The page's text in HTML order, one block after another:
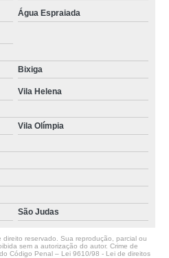
Água Espraiada
Bixiga
Vila Helena
Vila Olímpia
São Judas
reservado. Sua reprodução, parcial ou
sem a autorização do autor. Crime de
Código Penal – Lei 9610/98 - Lei de direitos